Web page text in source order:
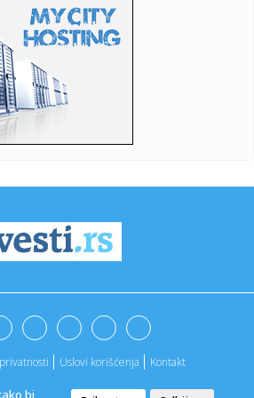
bi
se priseća audicije za Metalicu iz
novu molbu navijačima
iz Zagreba: Milanović: Oluja je bila
dobija prvu senzornu baštu u Republici Srpskoj
Barselone: Šengelija plaća da ode u Dubai
хобија” који умирују ...
Uslovi korišćenja Kontakt